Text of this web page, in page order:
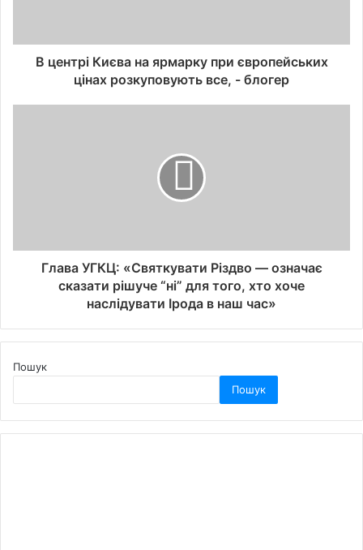
В центрі Києва на ярмарку при європейських
цінах розкуповують все, - блогер
Глава УГКЦ: «Святкувати Різдво — означає
сказати рішуче “ні” для того, хто хоче
наслідувати Ірода в наш час»
Пошук
Пошук